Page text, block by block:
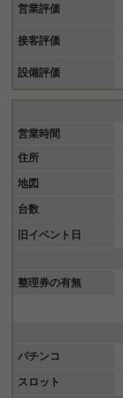
営業評価
接客評価
設備評価
営業時間
住所
地図
台数
旧イベント日
整理券の有無
パチンコ
スロット